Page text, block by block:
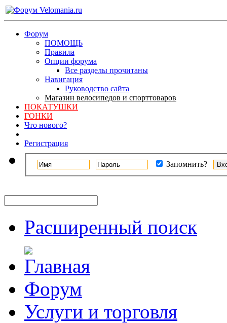
Форум
ПОМОЩЬ
Правила
Опции форума
Все разделы прочитаны
Навигация
Руководство сайта
Магазин велосипедов и спорттоваров
ПОКАТУШКИ
ГОНКИ
Что нового?
Регистрация
Запомнить?
Расширенный поиск
Форум
Услуги и торговля